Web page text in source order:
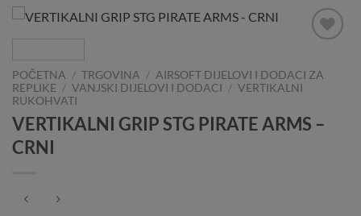
Wishlist
POČETNA / TRGOVINA / AIRSOFT DIJELOVI I DODACI ZA
REPLIKE / VANJSKI DIJELOVI I DODACI / VERTIKALNI
RUKOHVATI
VERTIKALNI GRIP STG PIRATE ARMS –
CRNI